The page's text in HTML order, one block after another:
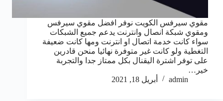
مقوي سيرفس الكويت نوفر افضل مقوي سيرفس
ومقوي شبكة انصال وانترنت يدعم جميع الشبكات
سواء كانت خدمة اتصال او انترنت ومها كانت ضعيفة
التغطية ولو كانت غير متوفرة نهائيا منحن قادرين
على توفر اشترة اليقنال بكل ممتاز جدا والتجربة
خير…
admin
أبريل 18, 2021